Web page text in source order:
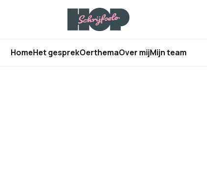
HomeHet gesprekOerthemaOver mijMijn team